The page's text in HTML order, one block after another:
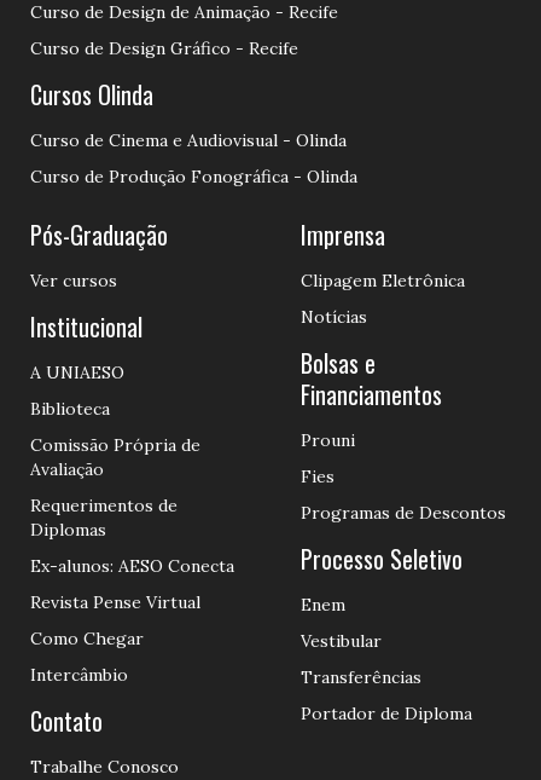
Curso de Design de Animação - Recife
Curso de Design Gráfico - Recife
Cursos Olinda
Curso de Cinema e Audiovisual - Olinda
Curso de Produção Fonográfica - Olinda
Pós-Graduação
Ver cursos
Institucional
A UNIAESO
Biblioteca
Comissão Própria de
Avaliação
Requerimentos de
Diplomas
Ex-alunos: AESO Conecta
Revista Pense Virtual
Como Chegar
Intercâmbio
Contato
Trabalhe Conosco
Imprensa
Clipagem Eletrônica
Notícias
Bolsas e
Financiamentos
Prouni
Fies
Programas de Descontos
Processo Seletivo
Enem
Vestibular
Transferências
Portador de Diploma